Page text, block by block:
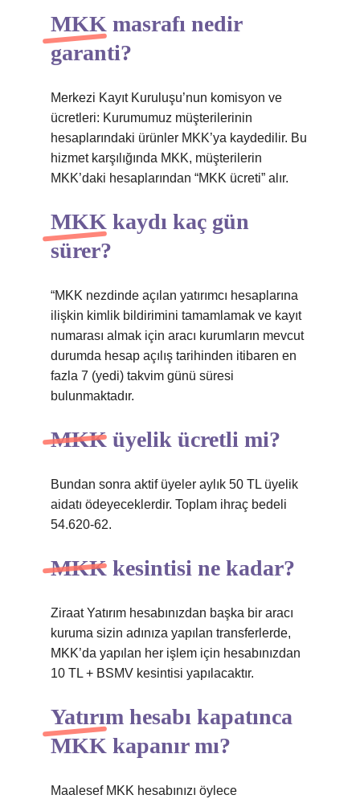
MKK masrafı nedir
garanti?
Merkezi Kayıt Kuruluşu’nun komisyon ve
ücretleri: Kurumumuz müşterilerinin
hesaplarındaki ürünler MKK’ya kaydedilir. Bu
hizmet karşılığında MKK, müşterilerin
MKK’daki hesaplarından “MKK ücreti” alır.
MKK kaydı kaç gün
sürer?
“MKK nezdinde açılan yatırımcı hesaplarına
ilişkin kimlik bildirimini tamamlamak ve kayıt
numarası almak için aracı kurumların mevcut
durumda hesap açılış tarihinden itibaren en
fazla 7 (yedi) takvim günü süresi
bulunmaktadır.
MKK üyelik ücretli mi?
Bundan sonra aktif üyeler aylık 50 TL üyelik
aidatı ödeyeceklerdir. Toplam ihraç bedeli
54.620-62.
MKK kesintisi ne kadar?
Ziraat Yatırım hesabınızdan başka bir aracı
kuruma sizin adınıza yapılan transferlerde,
MKK’da yapılan her işlem için hesabınızdan
10 TL + BSMV kesintisi yapılacaktır.
Yatırım hesabı kapatınca
MKK kapanır mı?
Maalesef MKK hesabınızı öylece